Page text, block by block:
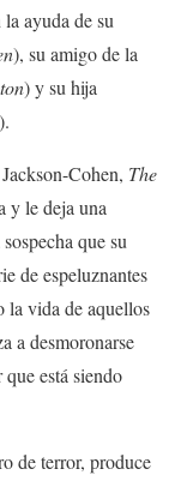
ayuda de su
), su amigo de la
) y su hija
Cohen, The
y le deja una
que su
de espeluznantes
la vida de aquellos
a desmoronarse
que está siendo
de terror, produce